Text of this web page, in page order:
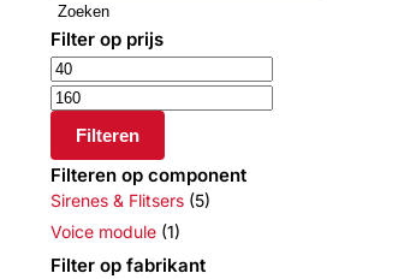
Zoeken
Filter op prijs
Filteren
Filteren op component
Sirenes & Flitsers (5)
Voice module (1)
Filter op fabrikant